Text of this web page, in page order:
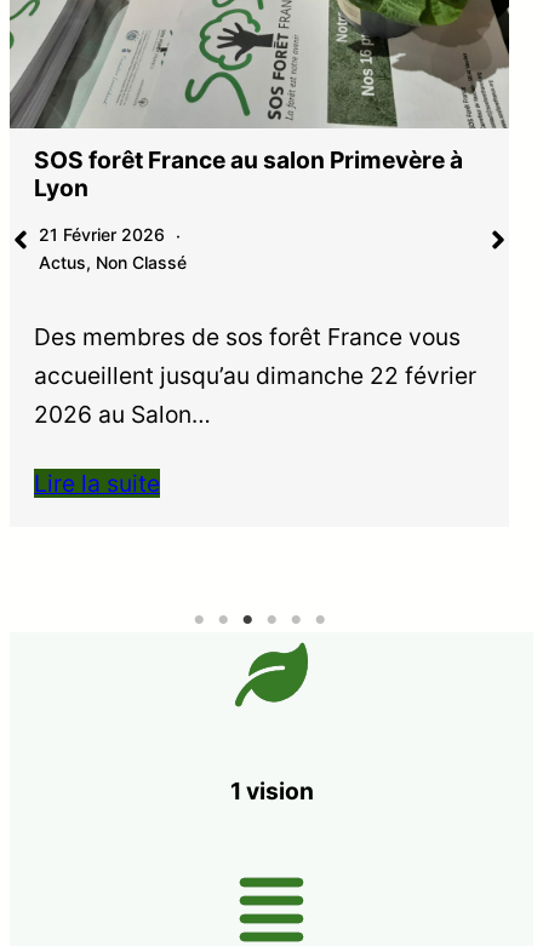
Assemblée générale 2025
Actus
compte rendu (enPDF) de l’assemblée
générale 2025 qui c’est…
1 vision